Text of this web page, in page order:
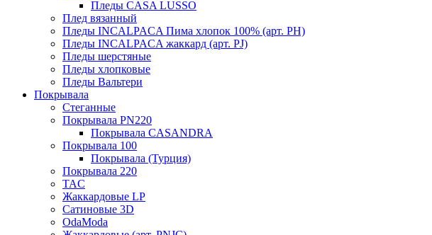
Пледы CASA LUSSO
Плед вязанный
Пледы INCALPACA Пима хлопок 100% (арт. PH)
Пледы INCALPACA жаккард (арт. PJ)
Пледы шерстяные
Пледы хлопковые
Пледы Вальтери
Покрывала
Стеганные
Покрывала PN220
Покрывала CASANDRA
Покрывала 100
Покрывала (Турция)
Покрывала 220
TAC
Жаккардовые LP
Сатиновые 3D
OdaModa